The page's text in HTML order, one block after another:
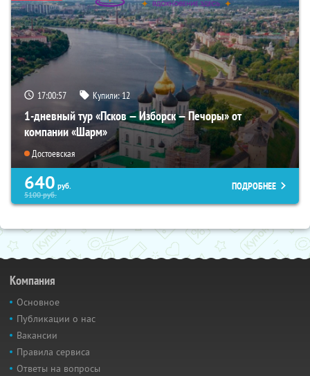
17:00:56 Купили:12
1-дневный тур «Псков — Изборск — Печоры» от
компании «Шарм»
Достоевская
640 руб.
5100руб.
ПОДРОБНЕЕ
Компания
Основное
Публикации о нас
Вакансии
Правила сервиса
Ответы на вопросы